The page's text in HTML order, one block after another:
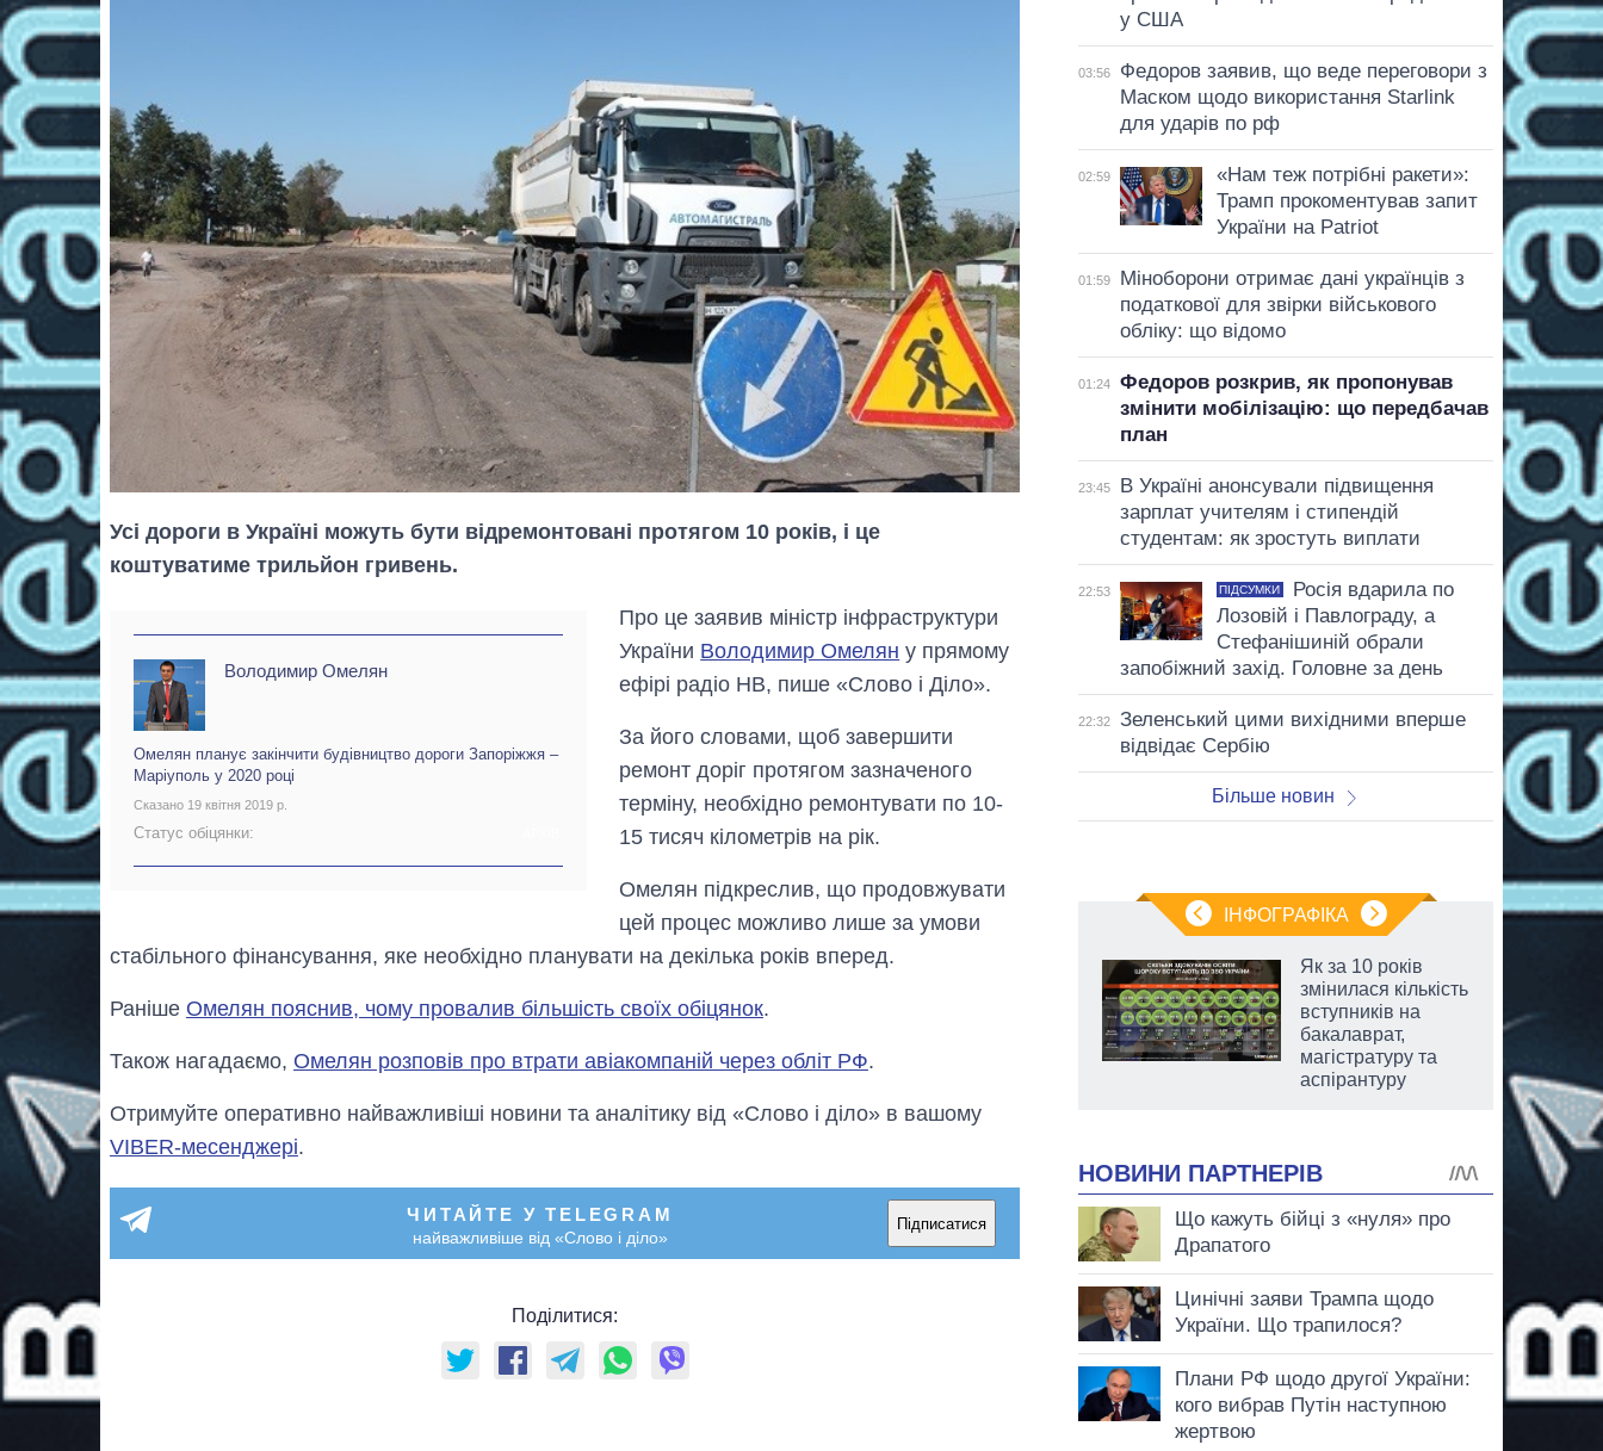
Усі дороги в Україні можуть бути відремонтовані протягом 10 років, і це
коштуватиме трильйон гривень.
Володимир Омелян
Омелян планує закінчити будівництво дороги Запоріжжя –
Маріуполь у 2020 році
Сказано 19 квітня 2019 р.
Статус обіцянки:
Про це заявив міністр інфраструктури
України Володимир Омелян у прямому
ефірі радіо НВ, пише «Слово і Діло».
За його словами, щоб завершити
ремонт доріг протягом зазначеного
терміну, необхідно ремонтувати по 10-
15 тисяч кілометрів на рік.
Омелян підкреслив, що продовжувати
цей процес можливо лише за умови
стабільного фінансування, яке необхідно планувати на декілька років вперед.
Раніше Омелян пояснив, чому провалив більшість своїх обіцянок.
Також нагадаємо, Омелян розповів про втрати авіакомпаній через обліт РФ.
Отримуйте оперативно найважливіші новини та аналітику від «Слово і діло» в вашому
VIBER-месенджері.
ЧИТАЙТЕ У TELEGRAM
найважливіше від «Слово і діло»
Підписатися
Поділитися:
у США
03:56
Федоров заявив, що веде переговори з
Маском щодо використання Starlink
для ударів по рф
02:59
«Нам теж потрібні ракети»:
Трамп прокоментував запит
України на Patriot
01:59
Міноборони отримає дані українців з
податкової для звірки військового
обліку: що відомо
01:24
Федоров розкрив, як пропонував
змінити мобілізацію: що передбачав
план
23:45
В Україні анонсували підвищення
зарплат учителям і стипендій
студентам: як зростуть виплати
22:53 ПІДСУМКИ
Росія вдарила по
Лозовій і Павлограду, а
Стефанішиній обрали
запобіжний захід. Головне за день
22:32
Зеленський цими вихідними вперше
відвідає Сербію
Більше новин
ІНФОГРАФІКА
Вісім масованих
Як за 10 років
змінилася кількість
вступників на
бакалаврат,
магістратуру та
аспірантуру